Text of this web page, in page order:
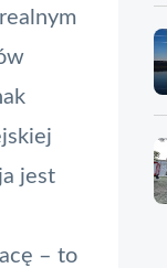
jest
– to